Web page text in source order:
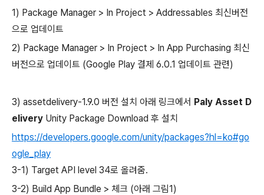
1) Package Manager > In Project > Addressables 최신버전
으로 업데이트
2) Package Manager > In Project > In App Purchasing 최신
버전으로 업데이트 (Google Play 결제 6.0.1 업데이트 관련)
3) assetdelivery-1.9.0 버전 설치 아래 링크에서 Paly Asset D
elivery Unity Package Download 후 설치
https://developers.google.com/unity/packages?hl=ko#go
ogle_play
3-1) Target API level 34로 올려줌.
3-2) Build App Bundle > 체크 (아래 그림1)